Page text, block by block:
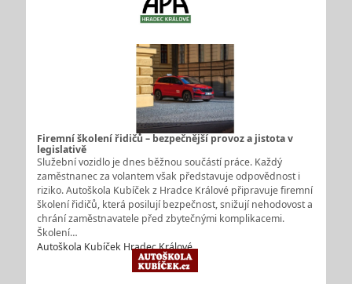
Firemní školení řidičů – bezpečnější provoz a jistota v
legislativě
Služební vozidlo je dnes běžnou součástí práce. Každý
zaměstnanec za volantem však představuje odpovědnost i
riziko. Autoškola Kubíček z Hradce Králové připravuje firemní
školení řidičů, která posilují bezpečnost, snižují nehodovost a
chrání zaměstnavatele před zbytečnými komplikacemi.
Školení…
Autoškola Kubíček Hradec Králové